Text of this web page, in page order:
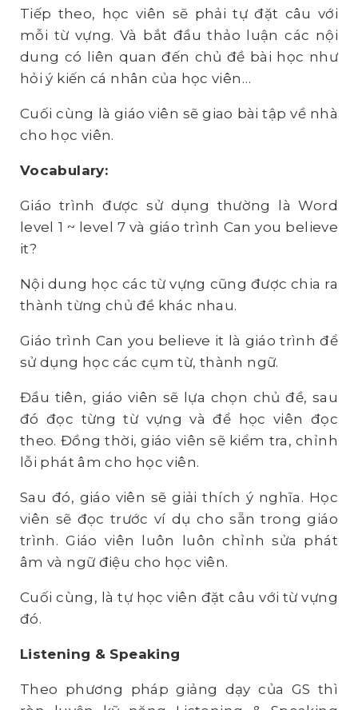
Tiếp theo, học viên sẽ phải tự đặt câu với
mỗi từ vựng. Và bắt đầu thảo luận các nội
dung có liên quan đến chủ đề bài học như
hỏi ý kiến cá nhân của học viên…
Cuối cùng là giáo viên sẽ giao bài tập về nhà
cho học viên.
Vocabulary:
Giáo trình được sử dụng thường là Word
level 1 ~ level 7 và giáo trình Can you believe
it?
Nội dung học các từ vựng cũng được chia ra
thành từng chủ đề khác nhau.
Giáo trình Can you believe it là giáo trình để
sử dụng học các cụm từ, thành ngữ.
Đầu tiên, giáo viên sẽ lựa chọn chủ đề, sau
đó đọc từng từ vựng và để học viên đọc
theo. Đồng thời, giáo viên sẽ kiểm tra, chỉnh
lỗi phát âm cho học viên.
Sau đó, giáo viên sẽ giải thích ý nghĩa. Học
viên sẽ đọc trước ví dụ cho sẵn trong giáo
trình. Giáo viên luôn luôn chỉnh sửa phát
âm và ngữ điệu cho học viên.
Cuối cùng, là tự học viên đặt câu với từ vựng
đó.
Listening & Speaking
Theo phương pháp giảng dạy của GS thì